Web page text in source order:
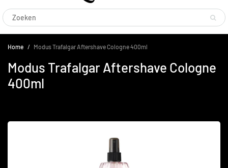
Home Modus Trafalgar Aftershave Cologne 400ml
Modus Trafalgar Aftershave Cologne
400ml